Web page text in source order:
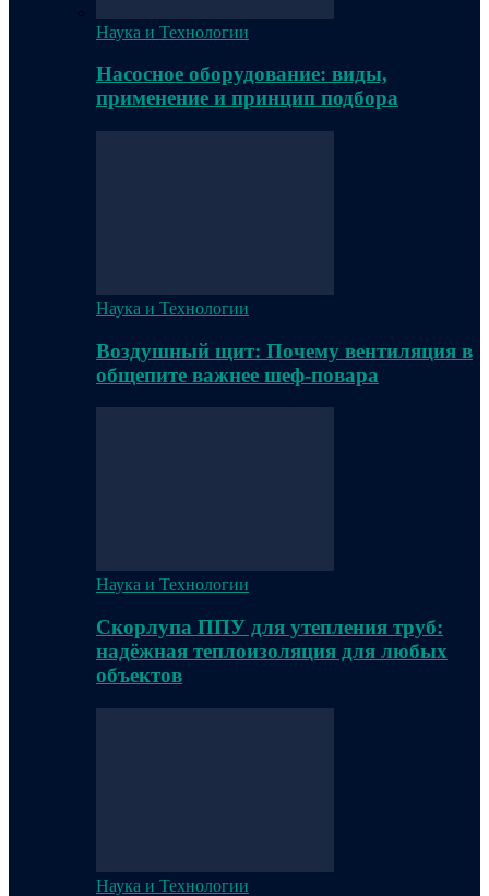
Наука и Технологии
Насосное оборудование: виды,
применение и принцип подбора
Наука и Технологии
Воздушный щит: Почему вентиляция в
общепите важнее шеф-повара
Наука и Технологии
Скорлупа ППУ для утепления труб:
надёжная теплоизоляция для любых
объектов
Наука и Технологии